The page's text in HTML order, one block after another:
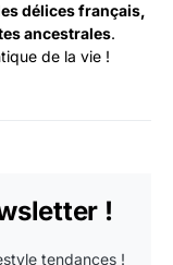
délices français,
ancestrales.
de la vie !
!
tendances !